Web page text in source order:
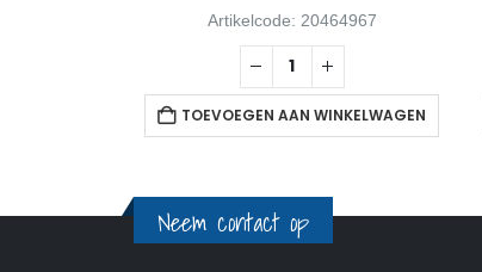
Artikelcode: 20464967
TOEVOEGEN AAN WINKELWAGEN
Neem contact op